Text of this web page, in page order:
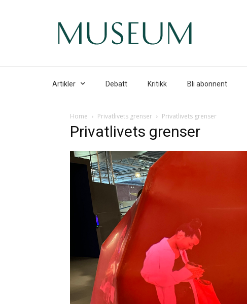
Artikler Debatt Kritikk Bli abonnent
Home Privatlivets grenser Privatlivets grenser
Privatlivets grenser